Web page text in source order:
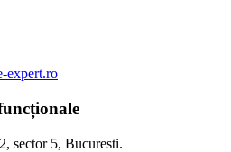
expert.ro
sector 5, Bucuresti.